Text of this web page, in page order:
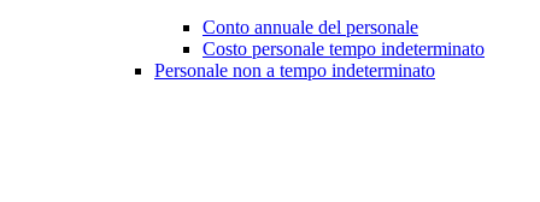
Conto annuale del personale
Costo personale tempo indeterminato
Personale non a tempo indeterminato